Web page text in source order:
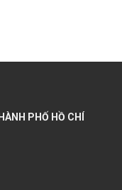
PHỐ HỒ CHÍ